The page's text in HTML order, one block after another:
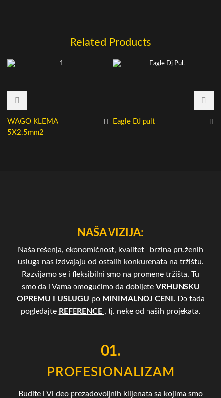
Related Products
WAGO KLEMA
5X2.5mm2
Eagle DJ pult
NAŠA VIZIJA:
Naša rešenja, ekonomičnost, kvalitet i brzina pruženih
usluga nas izdvajaju od ostalih konkurenata na tržištu.
Razvijamo se i fleksibilni smo na promene tržišta. Tu
smo da i Vama omogućimo da dobijete VRHUNSKU
OPREMU I USLUGU po MINIMALNOJ CENI. Do tada
pogledajte REFERENCE , tj. neke od naših projekata.
01.
PROFESIONALIZAM
Budite i Vi deo prezadovoljnih klijenata sa kojima smo